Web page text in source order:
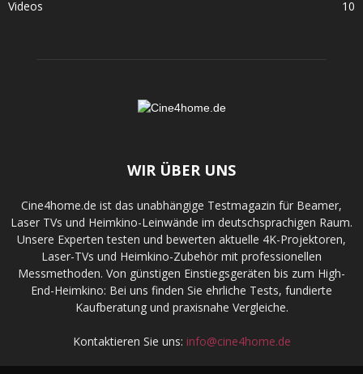
Videos
10
WIR ÜBER UNS
Cine4home.de ist das unabhängige Testmagazin für Beamer,
Laser TVs und Heimkino-Leinwände im deutschsprachigen Raum.
Unsere Experten testen und bewerten aktuelle 4K-Projektoren,
Laser-TVs und Heimkino-Zubehör mit professionellen
Messmethoden. Von günstigen Einstiegsgeräten bis zum High-
End-Heimkino: Bei uns finden Sie ehrliche Tests, fundierte
Kaufberatung und praxisnahe Vergleiche.
Kontaktieren Sie uns: info@cine4home.de